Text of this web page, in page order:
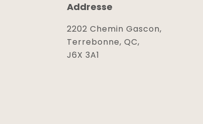
Addresse
2202 Chemin Gascon,
Terrebonne, QC,
J6X 3A1